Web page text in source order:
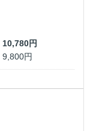
10,780円
9,800円